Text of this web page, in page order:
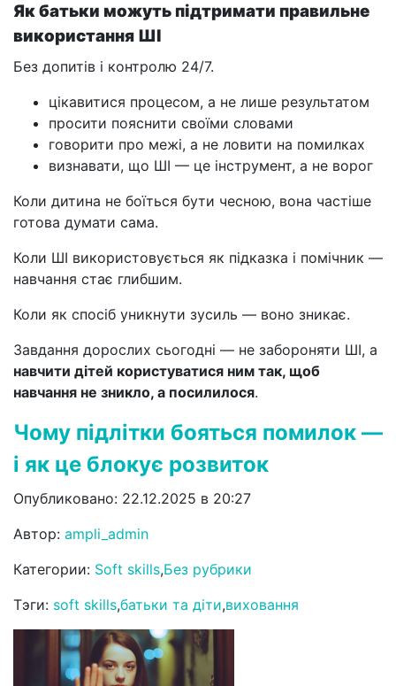
Як батьки можуть підтримати правильне
використання ШІ
Без допитів і контролю 24/7.
цікавитися процесом, а не лише результатом
просити пояснити своїми словами
говорити про межі, а не ловити на помилках
визнавати, що ШІ — це інструмент, а не ворог
Коли дитина не боїться бути чесною, вона частіше
готова думати сама.
Коли ШІ використовується як підказка і помічник —
навчання стає глибшим.
Коли як спосіб уникнути зусиль — воно зникає.
Завдання дорослих сьогодні — не забороняти ШІ, а
навчити дітей користуватися ним так, щоб
навчання не зникло, а посилилося.
Чому підлітки бояться помилок —
і як це блокує розвиток
Опубликовано: 22.12.2025 в 20:27
Автор: ampli_admin
Категории: Soft skills,Без рубрики
Тэги: soft skills,батьки та діти,виховання